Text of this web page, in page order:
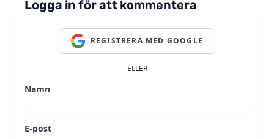
Logga in för att kommentera
REGISTRERA MED GOOGLE
ELLER
Namn
E-post